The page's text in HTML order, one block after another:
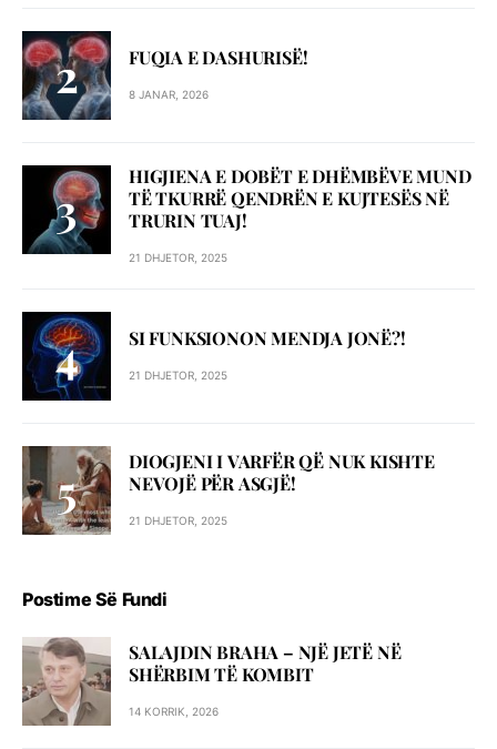
FUQIA E DASHURISË!
8 JANAR, 2026
HIGJIENA E DOBËT E DHËMBËVE MUND
TË TKURRË QENDRËN E KUJTESËS NË
TRURIN TUAJ!
21 DHJETOR, 2025
SI FUNKSIONON MENDJA JONË?!
21 DHJETOR, 2025
DIOGJENI I VARFËR QË NUK KISHTE
NEVOJË PËR ASGJË!
21 DHJETOR, 2025
Postime Së Fundi
SALAJDIN BRAHA – NJЁ JETЁ NЁ
SHЁRBIM TЁ KOMBIT
14 KORRIK, 2026